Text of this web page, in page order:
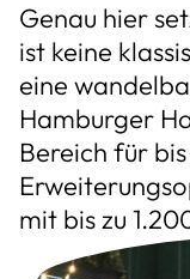
Genau hier
ist keine
eine
Hamburger
Bereich für
mit bis zu